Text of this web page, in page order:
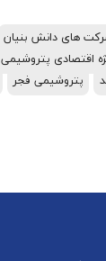
های دانش بنیان
اقتصادی پتروشیمی
پتروشیمی فجر